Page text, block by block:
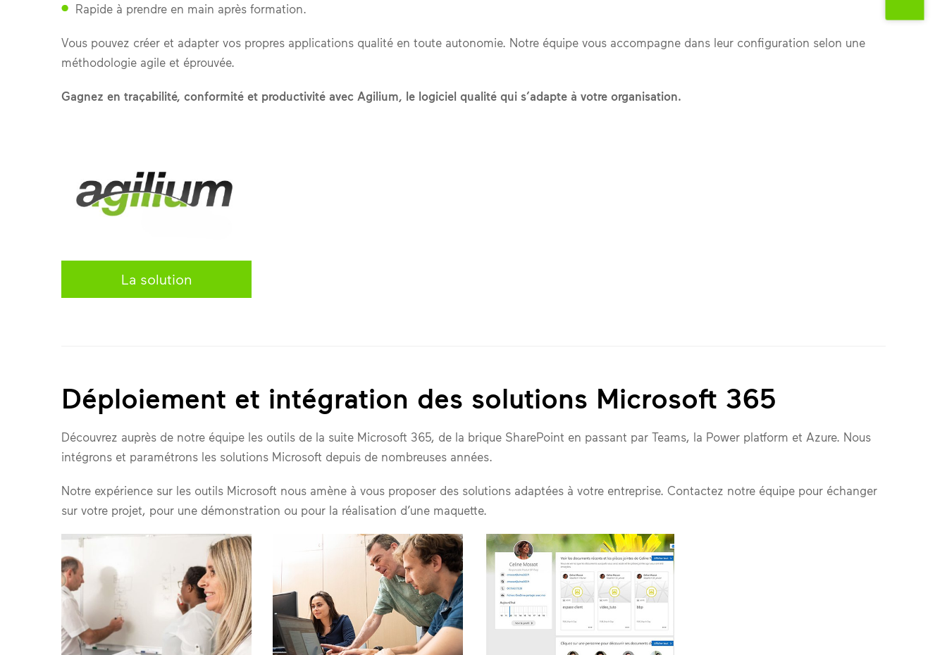
Rapide à prendre en main après formation.
Vous pouvez créer et adapter vos propres applications qualité en toute autonomie. Notre équipe vous accompagne dans leur configuration selon une
méthodologie agile et éprouvée.
Gagnez en traçabilité, conformité et productivité avec Agilium, le logiciel qualité qui s’adapte à votre organisation.
La solution
Déploiement et intégration des solutions Microsoft 365
Découvrez auprès de notre équipe les outils de la suite Microsoft 365, de la brique SharePoint en passant par Teams, la Power platform et Azure. Nous
intégrons et paramétrons les solutions Microsoft depuis de nombreuses années.
Notre expérience sur les outils Microsoft nous amène à vous proposer des solutions adaptées à votre entreprise. Contactez notre équipe pour échanger
sur votre projet, pour une démonstration ou pour la réalisation d’une maquette.